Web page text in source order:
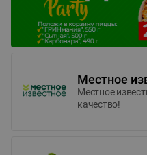
Местное
Местное
качество!